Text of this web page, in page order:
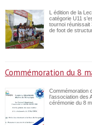
L édition de la
catégorie U11
tournoi
de foot de
Commémoration du 8
Commémoration
l’association des
cérémonie du 8